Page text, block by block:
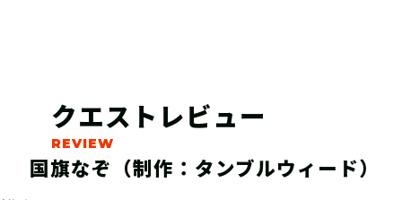
クエストレビュー
国旗なぞ（制作：タンブルウィード）